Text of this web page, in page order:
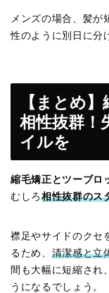
メンズの場合、髪が
性のように別日に分
【まとめ
相性抜群！
イルを
縮毛矯正とツーブロ
むしろ相性抜群のス
襟足やサイドのクセ
るため、 清潔感と立
間も大幅に短縮され
うになるでしょう。